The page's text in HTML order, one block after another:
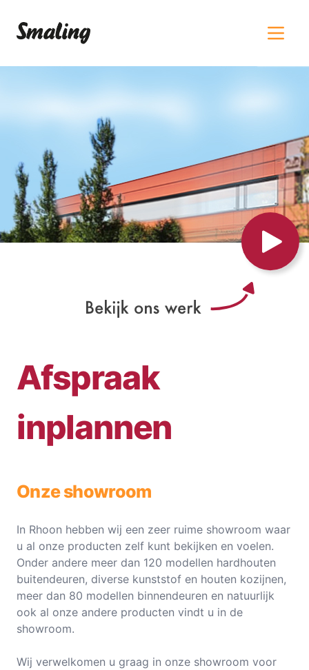
Afspraak
inplannen
Onze showroom
In Rhoon hebben wij een zeer ruime showroom waar
u al onze producten zelf kunt bekijken en voelen.
Onder andere meer dan 120 modellen hardhouten
buitendeuren, diverse kunststof en houten kozijnen,
meer dan 80 modellen binnendeuren en natuurlijk
ook al onze andere producten vindt u in de
showroom.
Wij verwelkomen u graag in onze showroom voor